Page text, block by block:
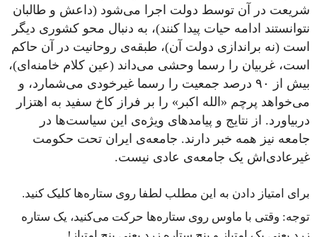
شریعت در آن توسط دولت اجرا می‌شود (داعش و طالبان
نتوانستند ادامه حیات پیدا کنند)، به دنبال محو کشوری دیگر
است (نه براندازی دولت آن)، طبقه‌ی روحانیت در آن حاکم
است، غربیان را رسما وحشی می‌داند (عین کلام خامنه‌ای)،
بیش از ۹۰ درصد جمعیت را رسما غیر‌خودی می‌شمارد، و
می‌خواهد پرچم «الله اکبر» را بر فراز کاخ سفید به اهتزار
دربیاورد. از نتایج و پیامدهای ویژه‌ی این سیاست‌ها در
جامعه نیز همه خبر دارند. جامعه‌ی ایران تحت حکومت
غیرعادی‌اش یک جامعه‌‌ی عادی نیست.
برای امتیاز دادن به این مطلب لطفا روی ستاره‌ها کلیک کنید.
توجه: وقتی با ماوس روی ستاره‌ها حرکت می‌کنید، یک ستاره